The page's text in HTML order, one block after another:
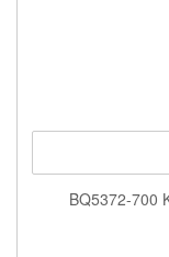
BQ5372-700